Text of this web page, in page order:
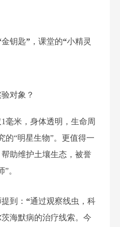
金钥匙” ， 课堂的“小精灵
对象？
1毫米，身体透明，生命周
的“明星生物”。 更值得一
助维护土壤生态，被誉
”。
到： “通过观察线虫，科
海默病的治疗线索。 今